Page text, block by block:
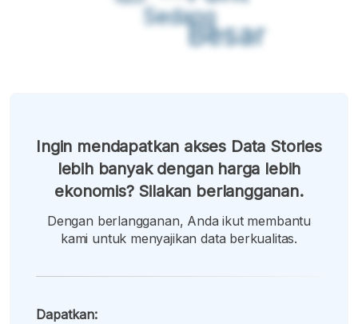
Sedang
Besar
Ingin mendapatkan akses Data Stories
lebih banyak dengan harga lebih
ekonomis? Silakan berlangganan.
Dengan berlangganan, Anda ikut membantu
kami untuk menyajikan data berkualitas.
Dapatkan: